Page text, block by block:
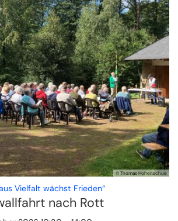
© Thomas Hohenschue
Vielfalt wächst Frieden“:
nach Rott